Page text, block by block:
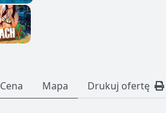
Cena Mapa Drukuj ofertę